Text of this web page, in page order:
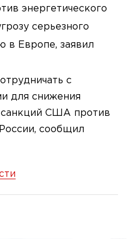
энергетического
серьезного
в Европе, заявил
с
для снижения
санкций США против
сообщил